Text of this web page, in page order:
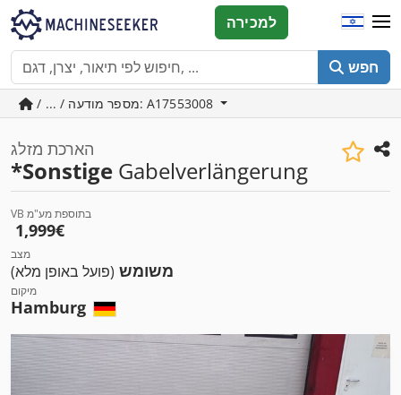
חפש
למכירה
/ ... / מספר מודעה: A17553008
הארכת מזלג
*Sonstige Gabelverlängerung
VB בתוספת מע"מ
‏1,999 ‏€
מצב
משומש (פועל באופן מלא)
מיקום
Hamburg